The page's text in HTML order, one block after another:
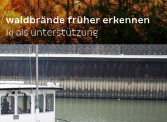
waldbrände früher erkennen
ki als unterstützung